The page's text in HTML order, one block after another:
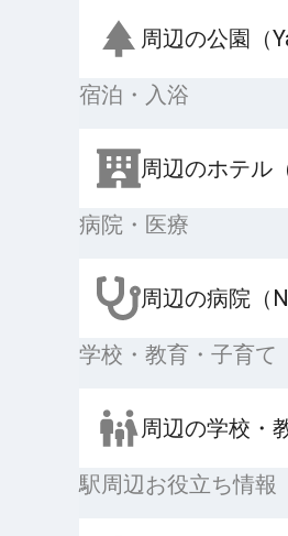
周辺の公園（
宿泊・入浴
周辺のホテル
病院・医療
周辺の病院（
学校・教育・子育て
周辺の学校・
駅周辺お役立ち情報